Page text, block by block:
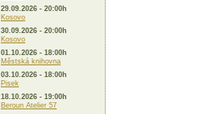
29.09.2026 - 20:00h
Kosovo
30.09.2026 - 20:00h
Kosovo
01.10.2026 - 18:00h
Městská knihovna
03.10.2026 - 18:00h
Pisek
18.10.2026 - 19:00h
Beroun Atelier 57